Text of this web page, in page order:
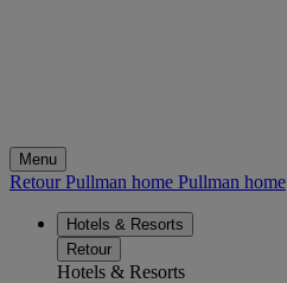
Menu
Retour Pullman home Pullman home
Hotels & Resorts
Retour
Hotels & Resorts